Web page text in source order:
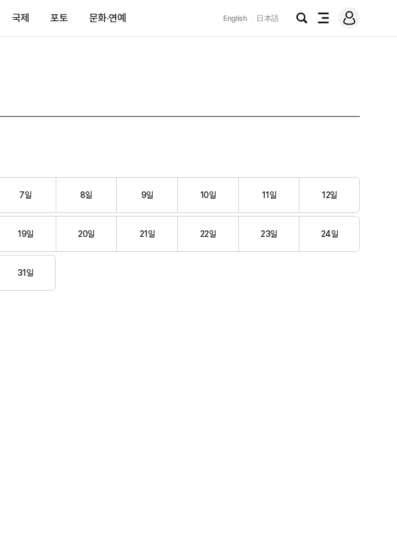
국제 포토 문화·연예 English 日本語
검
전
메
그
7일 8일 9일 10일 11일 12일
19일 20일 21일 22일 23일 24일
31일